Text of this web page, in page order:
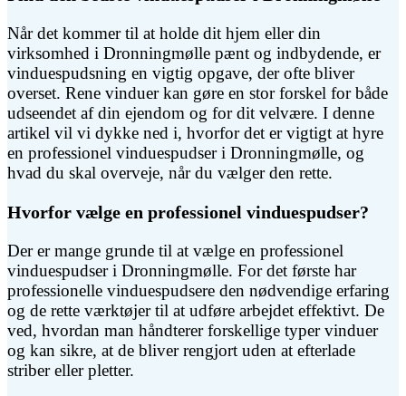
Når det kommer til at holde dit hjem eller din
virksomhed i Dronningmølle pænt og indbydende, er
vinduespudsning en vigtig opgave, der ofte bliver
overset. Rene vinduer kan gøre en stor forskel for både
udseendet af din ejendom og for dit velvære. I denne
artikel vil vi dykke ned i, hvorfor det er vigtigt at hyre
en professionel vinduespudser i Dronningmølle, og
hvad du skal overveje, når du vælger den rette.
Hvorfor vælge en professionel vinduespudser?
Der er mange grunde til at vælge en professionel
vinduespudser i Dronningmølle. For det første har
professionelle vinduespudsere den nødvendige erfaring
og de rette værktøjer til at udføre arbejdet effektivt. De
ved, hvordan man håndterer forskellige typer vinduer
og kan sikre, at de bliver rengjort uden at efterlade
striber eller pletter.